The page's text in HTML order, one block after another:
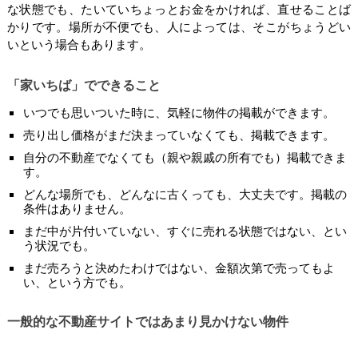
な状態でも、たいていちょっとお金をかければ、直せることば
かりです。場所が不便でも、人によっては、そこがちょうどい
いという場合もあります。
「家いちば」でできること
いつでも思いついた時に、気軽に物件の掲載ができます。
売り出し価格がまだ決まっていなくても、掲載できます。
自分の不動産でなくても（親や親戚の所有でも）掲載できま
す。
どんな場所でも、どんなに古くっても、大丈夫です。掲載の
条件はありません。
まだ中が片付いていない、すぐに売れる状態ではない、とい
う状況でも。
まだ売ろうと決めたわけではない、金額次第で売ってもよ
い、という方でも。
一般的な不動産サイトではあまり見かけない物件